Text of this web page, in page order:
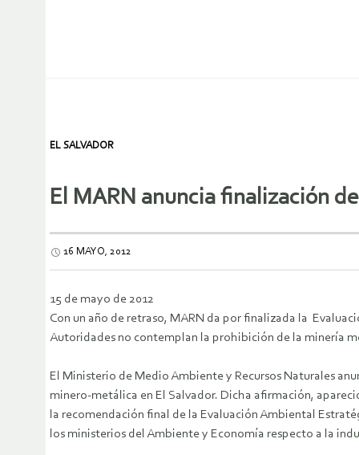
EL SALVADOR
El MARN anuncia finalización
16 MAYO, 2012
15 de mayo de 2012
Con un año de retraso, MARN da por finalizada la
Autoridades no contemplan la prohibición de la minería
El Ministerio de Medio Ambiente y Recursos Naturales
minero-metálica en El Salvador. Dicha afirmación,
la recomendación final de la Evaluación Ambiental
los ministerios del Ambiente y Economía respecto a la